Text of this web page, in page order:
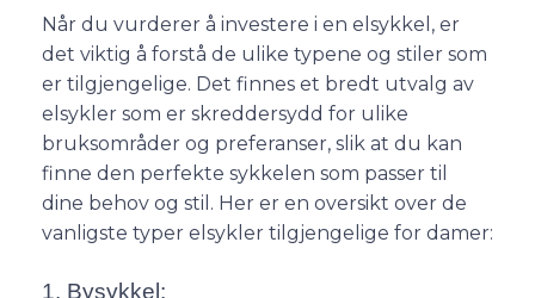
Når du vurderer å investere i en elsykkel, er
det viktig å forstå de ulike typene og stiler som
er tilgjengelige. Det finnes et bredt utvalg av
elsykler som er skreddersydd for ulike
bruksområder og preferanser, slik at du kan
finne den perfekte sykkelen som passer til
dine behov og stil. Her er en oversikt over de
vanligste typer elsykler tilgjengelige for damer:
1. Bysykkel: